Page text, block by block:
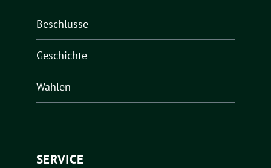
Beschlüsse
Geschichte
Wahlen
SERVICE